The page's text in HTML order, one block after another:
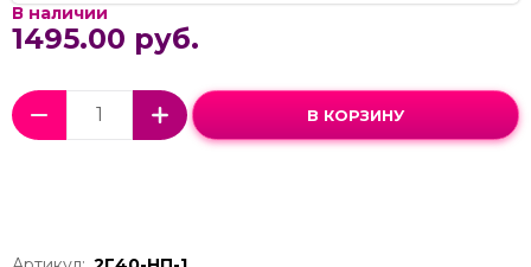
В наличии
1495.00 руб.
В КОРЗИНУ